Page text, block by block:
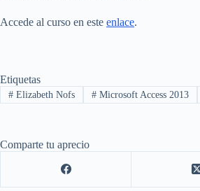
Accede al curso en este enlace.
Etiquetas
#Elizabeth Nofs #Microsoft Access 2013
Comparte tu aprecio